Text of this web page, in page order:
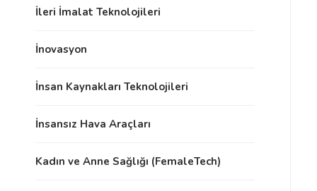
İleri İmalat Teknolojileri
İnovasyon
İnsan Kaynakları Teknolojileri
İnsansız Hava Araçları
Kadın ve Anne Sağlığı (FemaleTech)